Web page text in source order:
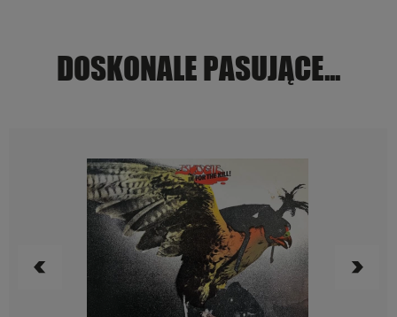
DOSKONALE PASUJĄCE...